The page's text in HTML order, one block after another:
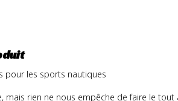
pour les sports nautiques
mais rien ne nous empêche de faire le